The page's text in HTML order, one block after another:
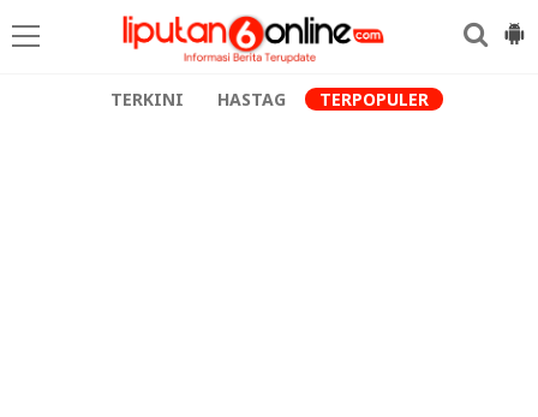
TERKINI HASTAG TERPOPULER